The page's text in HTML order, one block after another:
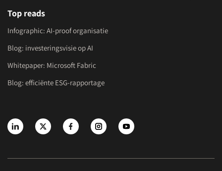
Top reads
Infographic: AI-proof organisatie
Blog: investeringsvisie op AI
Whitepaper: Microsoft Fabric
Blog: efficiënte ESG-rapportage